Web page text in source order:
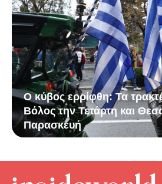
Ο κύβος ερρίφθη: Τα
Βόλος την Τετάρτη και
Παρασκευή